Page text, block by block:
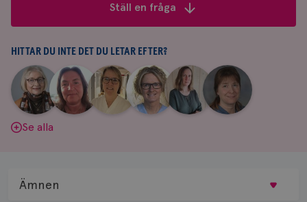
&
svar
Ställ en fråga
HITTAR DU INTE DET DU LETAR EFTER?
Aina
Johnsson
|
Anne
Andersson
Fredrika
Killander
|
Jeanette
Bäcklund
|
Maria
Edegran
|
Yvette
Andersson
Se alla
Ämnen